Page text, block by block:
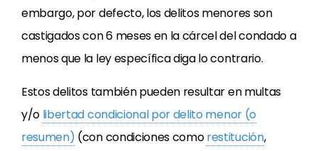
embargo, por defecto, los delitos menores son
castigados con 6 meses en la cárcel del condado a
menos que la ley específica diga lo contrario.
Estos delitos también pueden resultar en multas
y/o libertad condicional por delito menor (o
resumen) (con condiciones comorestitución,